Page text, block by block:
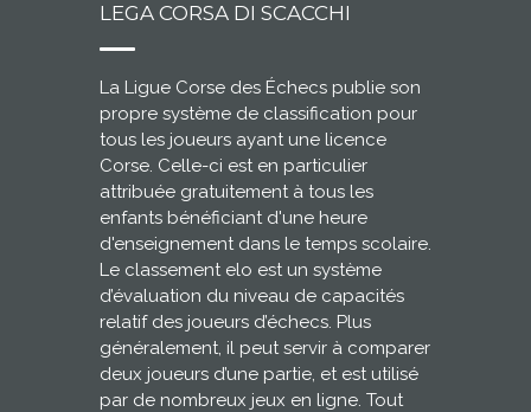
LEGA CORSA DI SCACCHI
La Ligue Corse des Échecs publie son
propre système de classification pour
tous les joueurs ayant une licence
Corse. Celle-ci est en particulier
attribuée gratuitement à tous les
enfants bénéficiant d'une heure
d'enseignement dans le temps scolaire.
Le classement elo est un système
d’évaluation du niveau de capacités
relatif des joueurs d’échecs. Plus
généralement, il peut servir à comparer
deux joueurs d’une partie, et est utilisé
par de nombreux jeux en ligne. Tout